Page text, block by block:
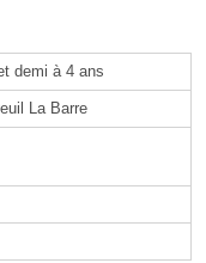
demi à 4 ans
La Barre